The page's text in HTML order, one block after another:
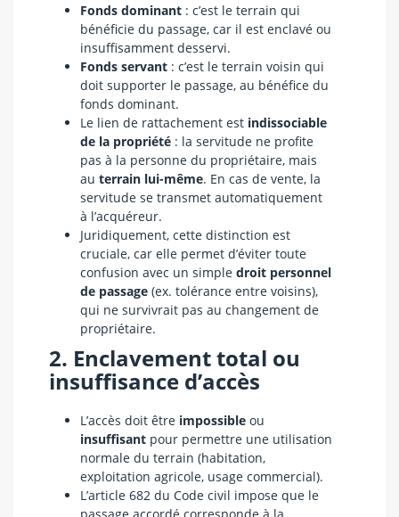
Fonds dominant : c’est le terrain qui
bénéficie du passage, car il est enclavé ou
insuffisamment desservi.
Fonds servant : c’est le terrain voisin qui
doit supporter le passage, au bénéfice du
fonds dominant.
Le lien de rattachement est indissociable
de la propriété : la servitude ne profite
pas à la personne du propriétaire, mais
au terrain lui-même. En cas de vente, la
servitude se transmet automatiquement
à l’acquéreur.
Juridiquement, cette distinction est
cruciale, car elle permet d’éviter toute
confusion avec un simple droit personnel
de passage (ex. tolérance entre voisins),
qui ne survivrait pas au changement de
propriétaire.
2. Enclavement total ou
insuffisance d’accès
L’accès doit être impossible ou
insuffisant pour permettre une utilisation
normale du terrain (habitation,
exploitation agricole, usage commercial).
L’article 682 du Code civil impose que le